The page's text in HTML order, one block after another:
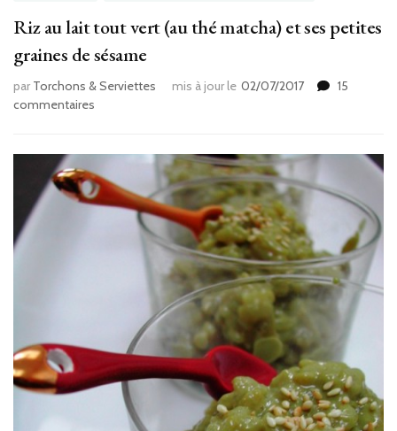
Riz au lait tout vert (au thé matcha) et ses petites
graines de sésame
par Torchons & Serviettes mis à jour le 02/07/2017
15
commentaires
lait
tout
vert
de
sésame